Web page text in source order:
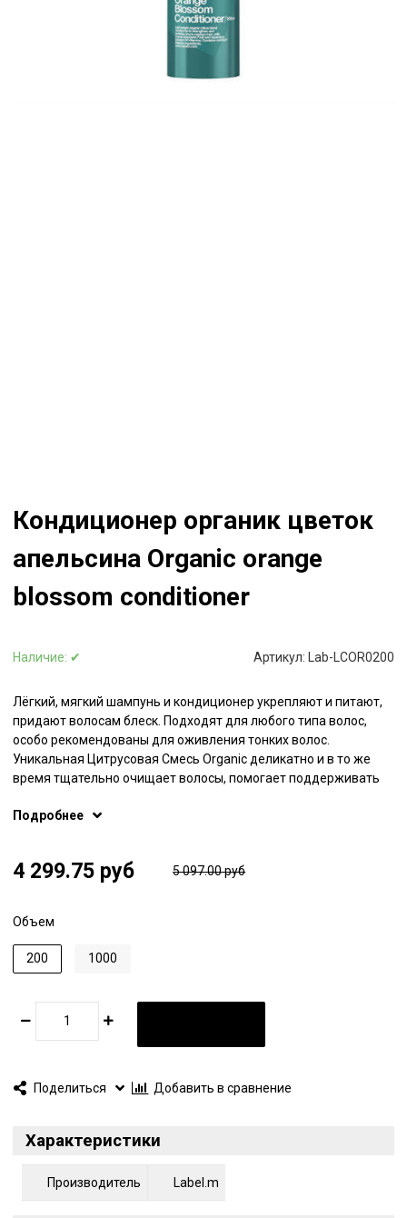
Кондиционер органик цветок
апельсина Organic orange
blossom conditioner
Наличие: ✔ Артикул: Lab-LCOR0200
Лёгкий, мягкий шампунь и кондиционер укрепляют и питают,
придают волосам блеск. Подходят для любого типа волос,
особо рекомендованы для оживления тонких волос.
Уникальная Цитрусовая Смесь Organic деликатно и в то же
время тщательно очищает волосы, помогает поддерживать
кожи головы, придает волосам блеск и шелковистость. Масло
Масло Шалфея и Натуральный Яблочный Сок укрепляют
Агава способствует очищению кожи головы, добавляя объём
волосам от корней. Масло Авокадо обеспечивает волосам
защиту. Не содержит сульфаты, парабены и хлорид натрия.
Подробнее
4 299.75 руб 5 097.00 руб
Объем
200 1000
Поделиться Добавить в сравнение
Характеристики
Производитель Label.m